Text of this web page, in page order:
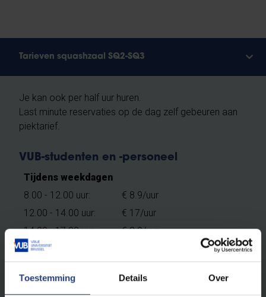
Toestemming Details Over
Tarieven squashzaal SQ2-SQ3
Je kan ook per half uur huren.
Last minute reservaties op de dag zelf gebeuren aan
piektarief.
VUB-studenten en -personeel
Tijdens weekdagen
8.00 - 12.00 uur:
€ 8.9/uur
12.00 - 14.00 uur:
€ 17/uur
14.00 - 17.00 uur:
€ 8.9/uur
17.00 - 22.00 uur: